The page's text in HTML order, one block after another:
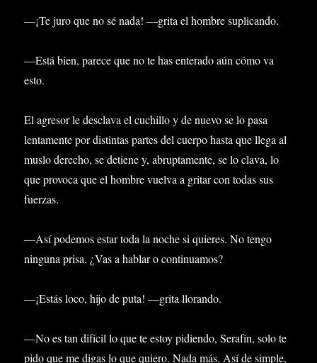
—¡Te juro que no sé nada! —grita el hombre suplicando.
—Está bien, parece que no te has enterado aún cómo va
esto.
El agresor le desclava el cuchillo y de nuevo se lo pasa
lentamente por distintas partes del cuerpo hasta que llega al
muslo derecho, se detiene y, abruptamente, se lo clava, lo
que provoca que el hombre vuelva a gritar con todas sus
fuerzas.
—Así podemos estar toda la noche si quieres. No tengo
ninguna prisa. ¿Vas a hablar o continuamos?
—¡Estás loco, hijo de puta! —grita llorando.
—No es tan difícil lo que te estoy pidiendo, Serafín, solo te
pido que me digas lo que quiero. Nada más. Así de simple,